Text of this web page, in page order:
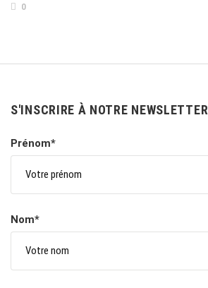
0
S'INSCRIRE À NOTRE NEWSLETTER
Prénom*
Nom*